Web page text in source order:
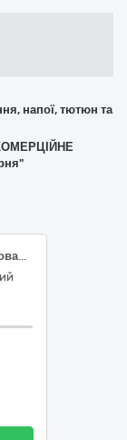
напої, тютюн та
Олія соняшникова рафінована, дезодорована, виморожена, марки П, 4500-4600г